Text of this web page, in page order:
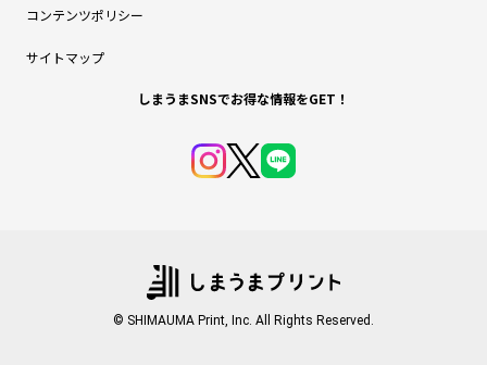
コンテンツポリシー
サイトマップ
しまうまSNSでお得な情報をGET！
© SHIMAUMA Print, Inc. All Rights Reserved.